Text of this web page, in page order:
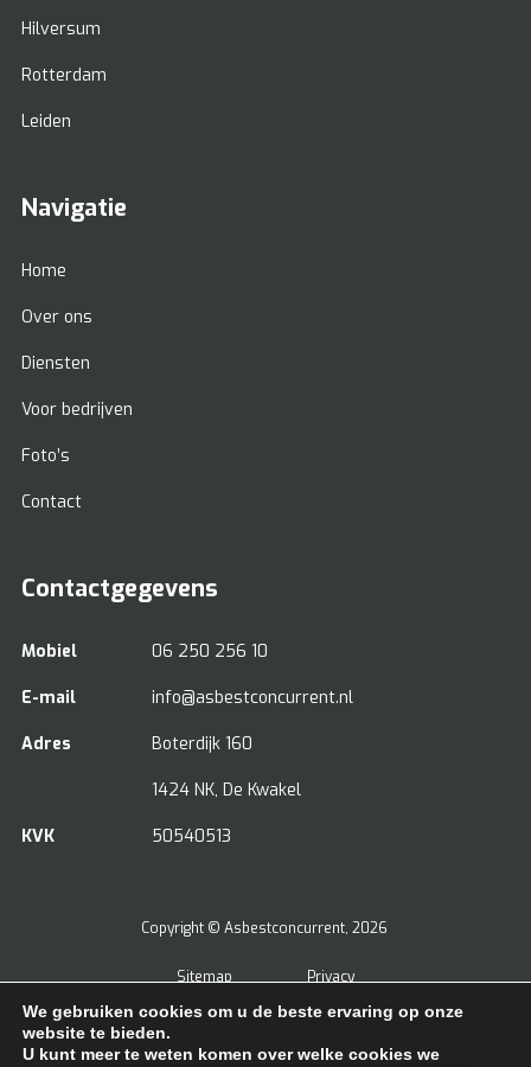
Hilversum
Rotterdam
Leiden
Navigatie
Home
Over ons
Diensten
Voor bedrijven
Foto’s
Contact
Contactgegevens
Mobiel 06 250 256 10
E-mail info@asbestconcurrent.nl
Adres Boterdijk 160
1424 NK, De Kwakel
KVK 50540513
Copyright © Asbestconcurrent, 2026
Sitemap Privacy
Beoordeling beoordelingen
We gebruiken cookies om u de beste ervaring op onze
website te bieden.
U kunt meer te weten komen over welke cookies we